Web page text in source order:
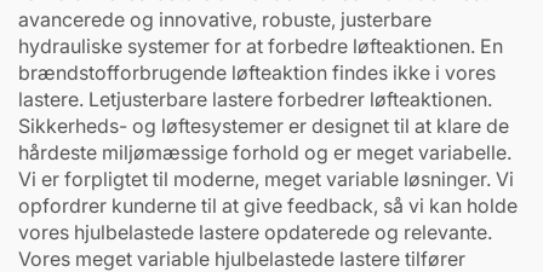
avancerede og innovative, robuste, justerbare
hydrauliske systemer for at forbedre løfteaktionen. En
brændstofforbrugende løfteaktion findes ikke i vores
lastere. Letjusterbare lastere forbedrer løfteaktionen.
Sikkerheds- og løftesystemer er designet til at klare de
hårdeste miljømæssige forhold og er meget variabelle.
Vi er forpligtet til moderne, meget variable løsninger. Vi
opfordrer kunderne til at give feedback, så vi kan holde
vores hjulbelastede lastere opdaterede og relevante.
Vores meget variable hjulbelastede lastere tilfører